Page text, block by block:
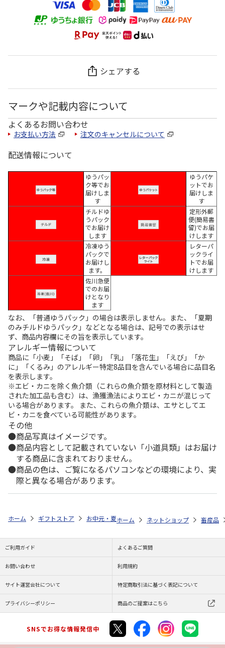
シェアする
マークや記載内容について
よくあるお問い合わせ
お支払い方法 注文のキャンセルについて
配送情報について
ゆうパッ
ク等でお
届けしま
す
ゆうパケ
ットでお
届けしま
す
チルドゆ
うパック
でお届け
します
定形外郵
便(簡易書
留)でお届
けします
冷凍ゆう
パックで
お届けし
ます。
レターパ
ックライ
トでお届
けします
佐川急便
でのお届
けとなり
ます
なお、「普通ゆうパック」の場合は表示しません。また、「夏期
のみチルドゆうパック」などとなる場合は、記号での表示はせ
ず、商品内容欄にその旨を表示しています。
アレルギー情報について
商品に「小麦」「そば」「卵」「乳」「落花生」「えび」「か
に」「くるみ」のアレルギー特定8品目を含んでいる場合に品目名
を表示します。
※エビ・カニを除く魚介類（これらの魚介類を原材料として製造
された加工品も含む）は、漁獲漁法によりエビ・カニが混じって
いる場合があります。 また、これらの魚介類は、エサとしてエ
ビ・カニを食べている可能性があります。
その他
商品写真はイメージです。
商品内容として記載されていない「小道具類」はお届け
する商品に含まれておりません。
商品の色は、ご覧になるパソコンなどの環境により、実
際と異なる場合があります。
ホーム ギフトストア お中元・夏ギフト特集 2026 ゆうゆうギフト
ホーム ネットショップ 畜産品
ご利用ガイド よくあるご質問
お問い合わせ 利用規約
サイト運営会社について 特定商取引法に基づく表記について
プライバシーポリシー 商品のご提案はこちら
SNSでお得な情報発信中